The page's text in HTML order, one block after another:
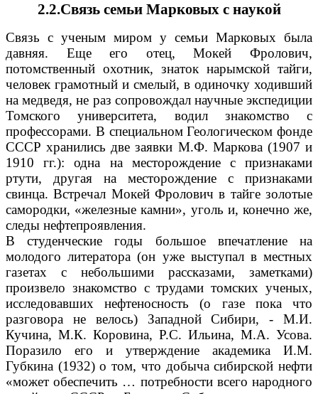
2.2.Связь семьи Марковых с наукой
Связь с ученым миром у семьи Марковых была
давняя. Еще его отец, Мокей Фролович,
потомственный охотник, знаток нарымской тайги,
человек грамотный и смелый, в одиночку ходивший
на медведя, не раз сопровождал научные экспедиции
Томского университета, водил знакомство с
профессорами. В специальном Геологическом фонде
СССР хранились две заявки М.Ф. Маркова (1907 и
1910 гг.): одна на месторождение с признаками
ртути, другая на месторождение с признаками
свинца. Встречал Мокей Фролович в тайге золотые
самородки, «железные камни», уголь и, конечно же,
следы нефтепроявления.
В студенческие годы большое впечатление на
молодого литератора (он уже выступал в местных
газетах с небольшими рассказами, заметками)
произвело знакомство с трудами томских ученых,
исследовавших нефтеносность (о газе пока что
разговора не велось) Западной Сибири, - М.И.
Кучина, М.К. Коровина, Р.С. Ильина, М.А. Усова.
Поразило его и утверждение академика И.М.
Губкина (1932) о том, что добыча сибирской нефти
«может обеспечить … потребности всего народного